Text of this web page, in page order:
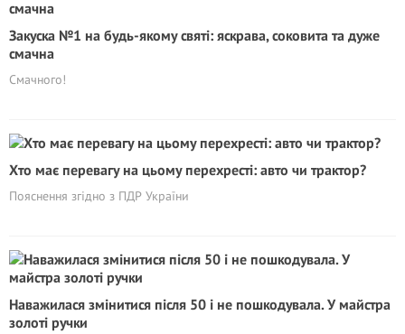
Закуска №1 на будь-якому святі: яскрава, соковита та дуже
смачна
Смачного!
Хто має перевагу на цьому перехресті: авто чи трактор?
Пояснення згідно з ПДР України
Наважилася змінитися після 50 і не пошкодувала. У майстра
золоті ручки